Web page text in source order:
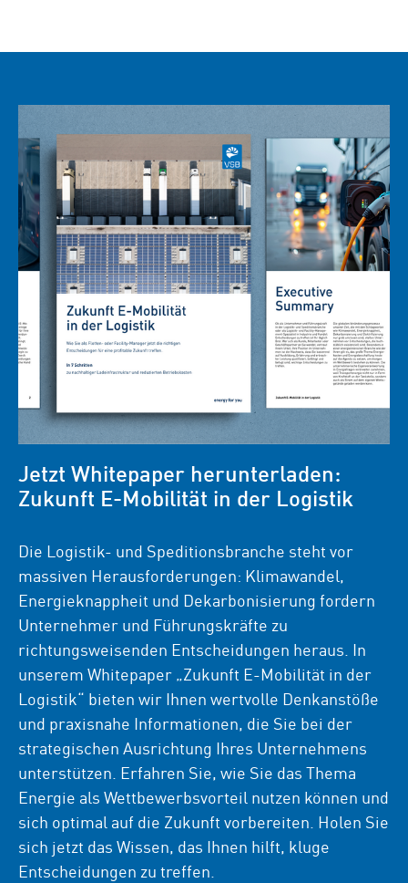
Jetzt Whitepaper herunterladen:
Zukunft E-Mobilität in der Logistik
Die Logistik- und Speditionsbranche steht vor
massiven Herausforderungen: Klimawandel,
Energieknappheit und Dekarbonisierung fordern
Unternehmer und Führungskräfte zu
richtungsweisenden Entscheidungen heraus. In
unserem Whitepaper „Zukunft E-Mobilität in der
Logistik“ bieten wir Ihnen wertvolle Denkanstöße
und praxisnahe Informationen, die Sie bei der
strategischen Ausrichtung Ihres Unternehmens
unterstützen. Erfahren Sie, wie Sie das Thema
Energie als Wettbewerbsvorteil nutzen können und
sich optimal auf die Zukunft vorbereiten. Holen Sie
sich jetzt das Wissen, das Ihnen hilft, kluge
Entscheidungen zu treffen.